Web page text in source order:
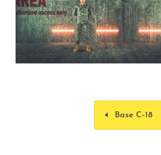
Base C-18